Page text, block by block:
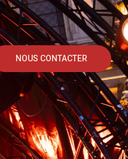
NOUS CONTACTER